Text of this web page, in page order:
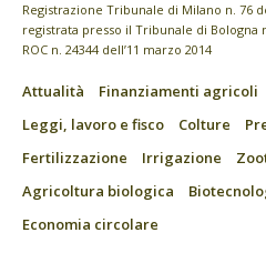
Registrazione Tribunale di Milano n. 76
registrata presso il Tribunale di Bologna
ROC n. 24344 dell’11 marzo 2014
Attualità Finanziamenti agricoli
Leggi, lavoro e fisco
Colture
Fertilizzazione
Irrigazione
Agricoltura biologica
Economia circolare